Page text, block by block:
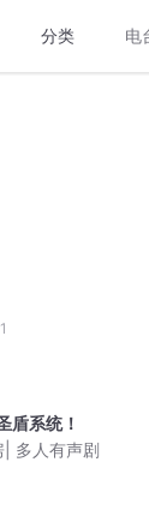
分类 电
盾系统！
多人有声剧